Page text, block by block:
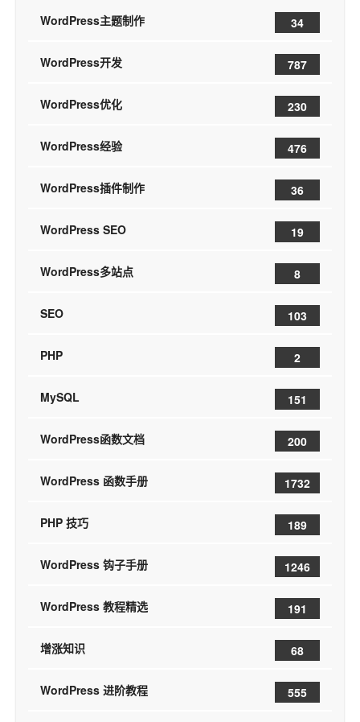
WordPress主题制作 34
WordPress开发 787
WordPress优化 230
WordPress经验 476
WordPress插件制作 36
WordPress SEO 19
WordPress多站点 8
SEO 103
PHP 2
MySQL 151
WordPress函数文档 200
WordPress 函数手册 1732
PHP 技巧 189
WordPress 钩子手册 1246
WordPress 教程精选 191
增涨知识 68
WordPress 进阶教程 555